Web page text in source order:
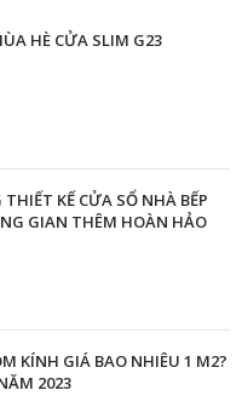
HÈ CỬA SLIM G23
KẾ CỬA SỔ NHÀ BẾP
GIAN THÊM HOÀN HẢO
KÍNH GIÁ BAO NHIÊU 1 M2?
2023